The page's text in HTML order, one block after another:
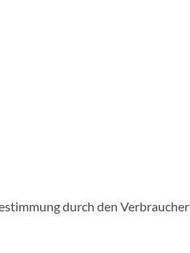
durch den Verbraucher